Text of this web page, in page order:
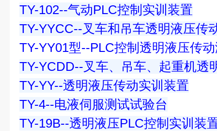
TY-102--气动PLC控制实训装置
TY-YYCC--叉车和吊车透明液压传
TY-YY01型--PLC控制透明液压传
TY-YCDD--叉车、吊车、起重机透
TY-YY--透明液压传动实训装置
TY-4--电液伺服测试试验台
TY-19B--透明液压PLC控制实训装